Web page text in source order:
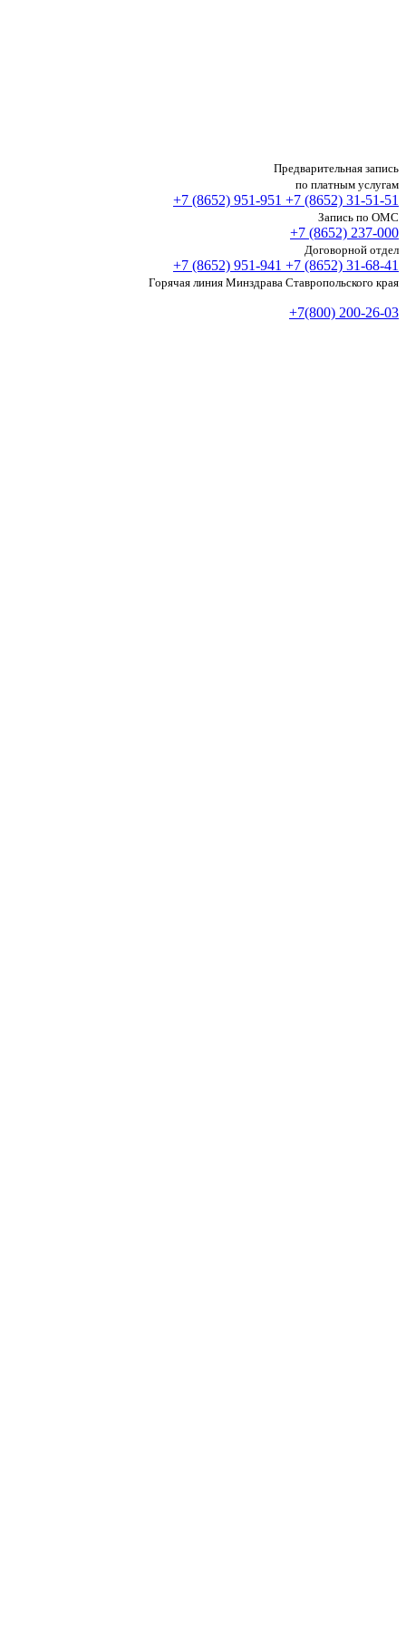
Предварительная запись
по платным услугам
+7 (8652) 951-951 +7 (8652) 31-51-51
Запись по ОМС
+7 (8652) 237-000
Договорной отдел
+7 (8652) 951-941 +7 (8652) 31-68-41
Горячая линия Минздрава Ставропольского края
+7(800) 200-26-03